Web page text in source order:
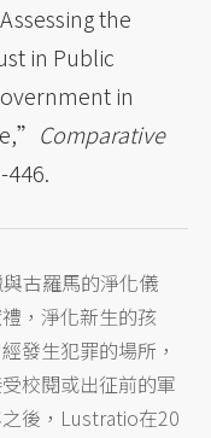
the
in Public
in
Comparative
446.
古羅馬的淨化儀
，淨化新生的孩
發生犯罪的場所，
校閱或出征前的軍
後，Lustratio在20